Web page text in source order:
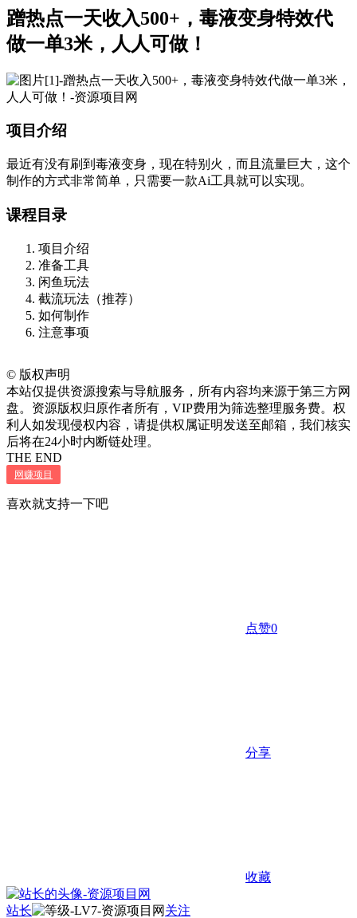
蹭热点一天收入500+，毒液变身特效代
做一单3米，人人可做！
项目介绍
最近有没有刷到毒液变身，现在特别火，而且流量巨大，这个
制作的方式非常简单，只需要一款Ai工具就可以实现。
课程目录
项目介绍
准备工具
闲鱼玩法
截流玩法（推荐）
如何制作
注意事项
© 版权声明
本站仅提供资源搜索与导航服务，所有内容均来源于第三方网
盘。资源版权归原作者所有，VIP费用为筛选整理服务费。权
利人如发现侵权内容，请提供权属证明发送至邮箱，我们核实
后将在24小时内断链处理。
THE END
网赚项目
喜欢就支持一下吧
点赞0
分享
收藏
站长 关注